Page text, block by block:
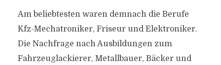
Am beliebtesten waren demnach die Berufe
Kfz-Mechatroniker, Friseur und Elektroniker.
Die Nachfrage nach Ausbildungen zum
Fahrzeuglackierer, Metallbauer, Bäcker und